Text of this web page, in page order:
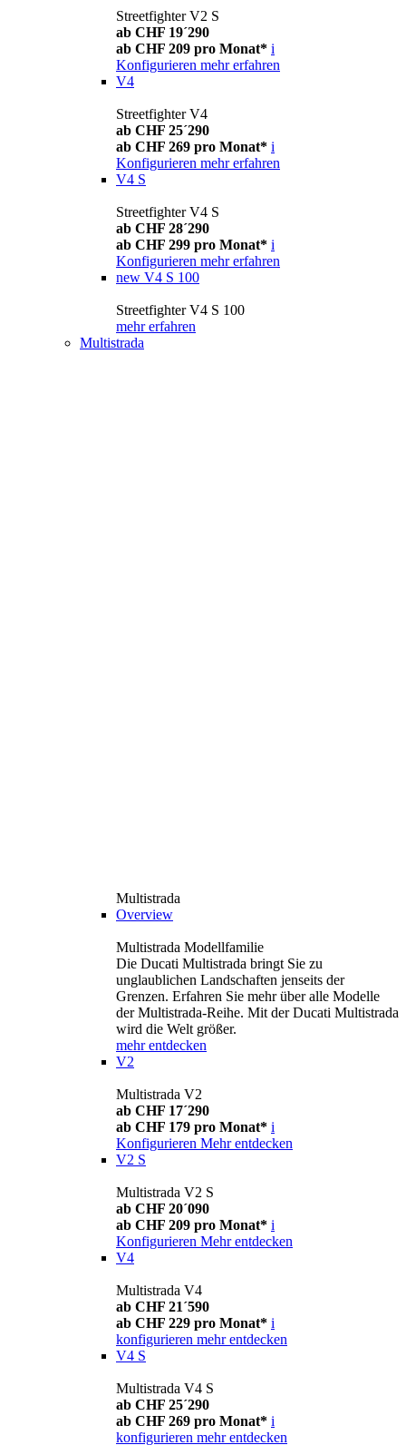
Streetfighter V2 S
ab CHF 19´290
ab CHF 209 pro Monat* i
Konfigurieren mehr erfahren
V4
Streetfighter V4
ab CHF 25´290
ab CHF 269 pro Monat* i
Konfigurieren mehr erfahren
V4 S
Streetfighter V4 S
ab CHF 28´290
ab CHF 299 pro Monat* i
Konfigurieren mehr erfahren
new V4 S 100
Streetfighter V4 S 100
mehr erfahren
Multistrada
Multistrada
Overview
Multistrada Modellfamilie
Die Ducati Multistrada bringt Sie zu
unglaublichen Landschaften jenseits der
Grenzen. Erfahren Sie mehr über alle Modelle
der Multistrada-Reihe. Mit der Ducati Multistrada
wird die Welt größer.
mehr entdecken
V2
Multistrada V2
ab CHF 17´290
ab CHF 179 pro Monat* i
Konfigurieren Mehr entdecken
V2 S
Multistrada V2 S
ab CHF 20´090
ab CHF 209 pro Monat* i
Konfigurieren Mehr entdecken
V4
Multistrada V4
ab CHF 21´590
ab CHF 229 pro Monat* i
konfigurieren mehr entdecken
V4 S
Multistrada V4 S
ab CHF 25´290
ab CHF 269 pro Monat* i
konfigurieren mehr entdecken